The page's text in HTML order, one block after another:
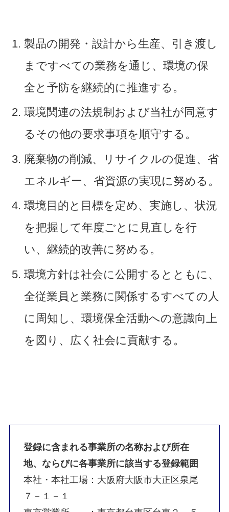
製品の開発・設計から生産、引き渡し
まですべての業務を通じ、環境の保
全と予防を継続的に推進する。
環境関連の法規制および当社が同意す
るその他の要求事項を順守する。
廃棄物の削減、リサイクルの促進、省
エネルギー、省資源の実現に努める。
環境目的と目標を定め、実施し、状況
を把握して年度ごとに見直しを行
い、継続的改善に努める。
環境方針は社会に公開するとともに、
全従業員と業務に関係するすべての人
に周知し、環境保全活動への意識向上
を図り、広く社会に貢献する。
登録に含まれる事業所の名称および所在
地、ならびに各事業所に該当する登録範囲
本社・本社工場：大阪府大阪市大正区泉尾
７－１－１